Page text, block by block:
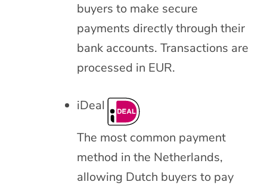
buyers to make secure
payments directly through their
bank accounts. Transactions are
processed in EUR.
iDeal
The most common payment
method in the Netherlands,
allowing Dutch buyers to pay